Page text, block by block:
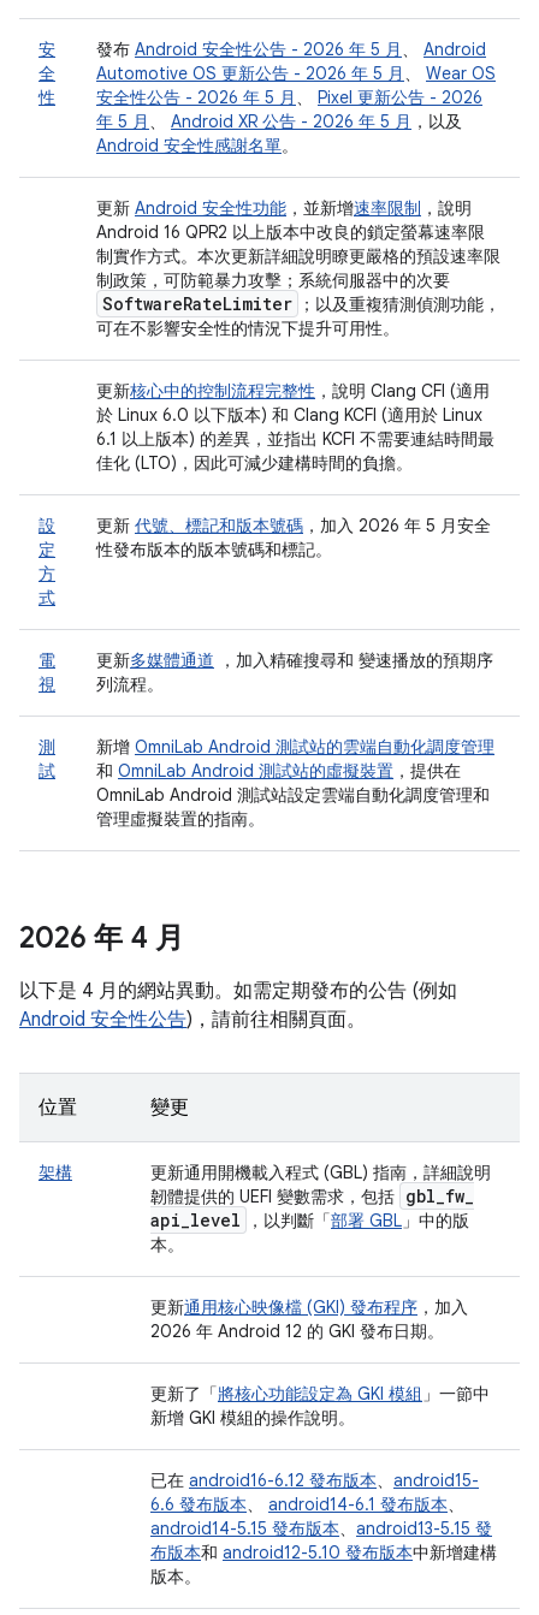
安
全
性
發布 Android 安全性公告 - 2026 年 5 月 、 Android
Automotive OS 更新公告 - 2026 年 5 月 、 Wear OS
安全性公告 - 2026 年 5 月 、 Pixel 更新公告 - 2026
年 5 月 、 Android XR 公告 - 2026 年 5 月 ，以及
Android 安全性感謝名單。
更新 Android 安全性功能 ，並新增速率限制 ，說明
Android 16 QPR2 以上版本中改良的鎖定螢幕速率限
制實作方式。本次更新詳細說明瞭更嚴格的預設速率限
制政策，可防範暴力攻擊；系統伺服器中的次要
SoftwareRateLimiter
；以及重複猜測偵測功能，
可在不影響安全性的情況下提升可用性。
更新核心中的控制流程完整性 ，說明 Clang CFI (適用
於 Linux 6.0 以下版本) 和 Clang KCFI (適用於 Linux
6.1 以上版本) 的差異，並指出 KCFI 不需要連結時間最
佳化 (LTO)，因此可減少建構時間的負擔。
設
定
方
式
更新 代號、標記和版本號碼 ，加入 2026 年 5 月安全
性發布版本的版本號碼和標記。
電
視
更新多媒體通道 ，加入精確搜尋和 變速播放的預期序
列流程。
測
試
新增 OmniLab Android 測試站的雲端自動化調度管理
和 OmniLab Android 測試站的虛擬裝置 ，提供在
OmniLab Android 測試站設定雲端自動化調度管理和
管理虛擬裝置的指南。
2026 年 4 月
以下是 4 月的網站異動。如需定期發布的公告 (例如
Android 安全性公告)，請前往相關頁面。
位置 變更
架構
更新通用開機載入程式 (GBL) 指南，詳細說明
韌體提供的 UEFI 變數需求，包括 gbl_fw_
api_level ，以判斷「部署 GBL 」中的版
本。
更新通用核心映像檔 (GKI) 發布程序 ，加入
2026 年 Android 12 的 GKI 發布日期。
更新了「將核心功能設定為 GKI 模組 」一節中
新增 GKI 模組的操作說明。
已在 android16-6.12 發布版本、 android15-
6.6 發布版本、 android14-6.1 發布版本、
android14-5.15 發布版本、 android13-5.15 發
布版本和 android12-5.10 發布版本中新增建構
版本。